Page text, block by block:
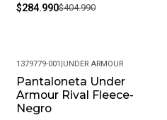
$284.990$404.990
-28%
1379779-001 |UNDER ARMOUR
Pantaloneta Under
Armour Rival Fleece-
Negro